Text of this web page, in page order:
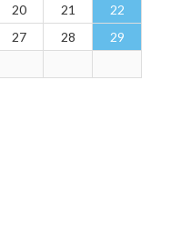
20 21
22
27 28
29